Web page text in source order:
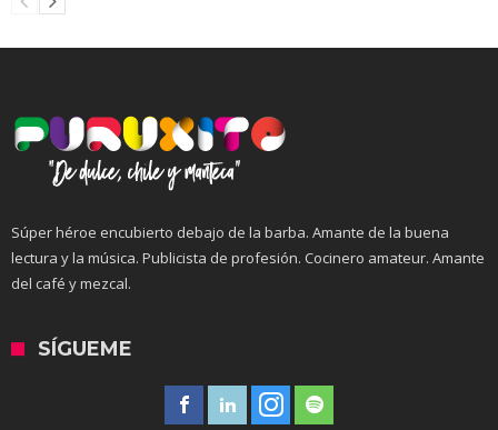
Súper héroe encubierto debajo de la barba. Amante de la buena
lectura y la música. Publicista de profesión. Cocinero amateur. Amante
del café y mezcal.
SÍGUEME